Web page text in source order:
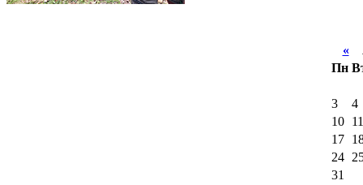
«
Пн
3
4
10
11
17
24
31